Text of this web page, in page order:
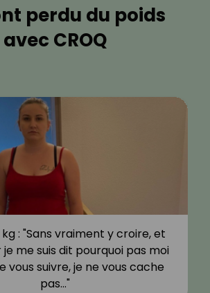
perdu du poids
avec CROQ
kg : "Sans vraiment y croire, et
je me suis dit pourquoi pas moi
vous suivre, je ne vous cache
pas…"